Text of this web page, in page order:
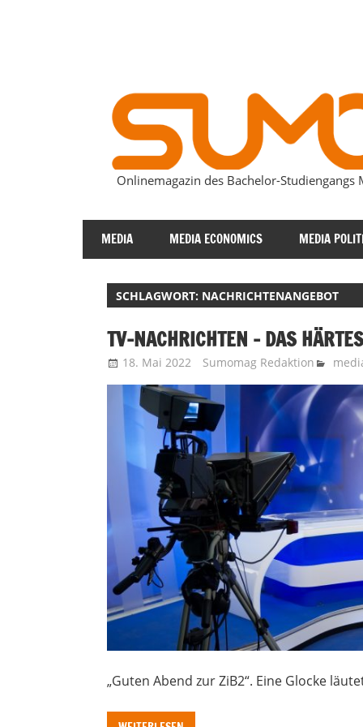
SUMOmag
Onlinemagazin des Bachelor-Studiengangs
MEDIA MEDIA ECONOMICS MEDIA
SCHLAGWORT: NACHRICHTENANGEBOT
TV-NACHRICHTEN – DAS
18. Mai 2022 Sumomag Redaktion
„Guten Abend zur ZiB2“. Eine Glocke